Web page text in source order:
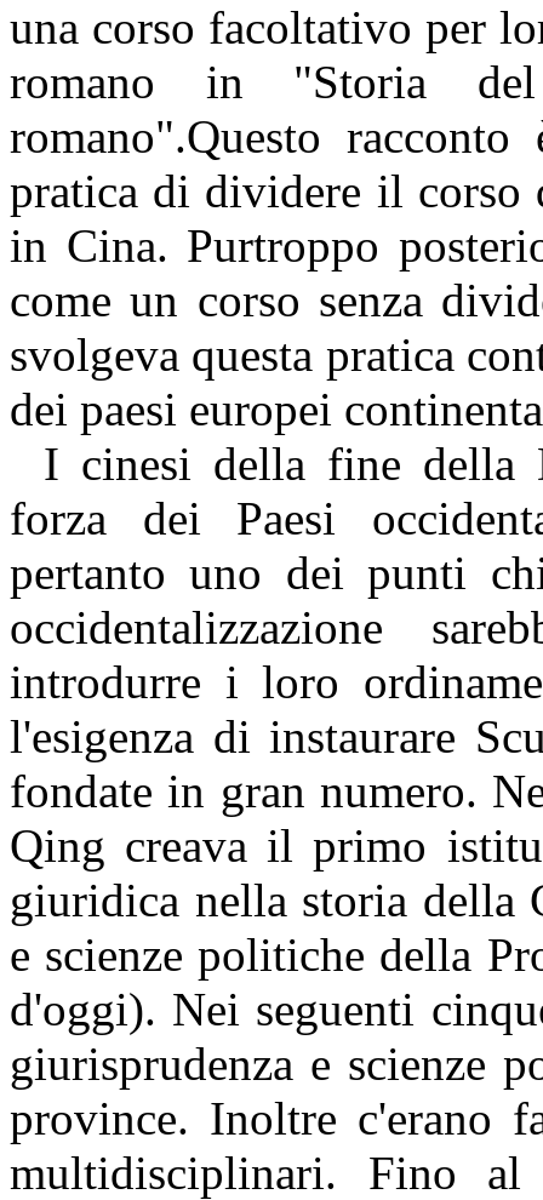
una corso facoltativo per
romano in "Storia
romano".Questo racconto
pratica di dividere il corso
in Cina. Purtroppo
come un corso senza
svolgeva questa pratica
dei paesi europei
I cinesi della fine della
forza dei Paesi
pertanto uno dei punti
occidentalizzazione
introdurre i loro
l'esigenza di instaurare
fondate in gran numero.
Qing creava il primo
giuridica nella storia della
e scienze politiche della
d'oggi). Nei seguenti
giurisprudenza e scienze
province. Inoltre c'erano
multidisciplinari. Fino